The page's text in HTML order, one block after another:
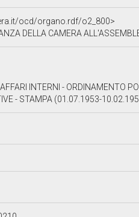
ocd/organo.rdf/o2_800>
DELLA CAMERA
AFFARI INTERNI - ORDINAMENTO
- STAMPA (01.07.1953-